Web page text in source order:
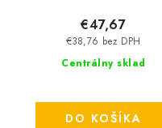
Centrálny sklad
€38,76 bez DPH
€47,67
DO KOŠÍKA